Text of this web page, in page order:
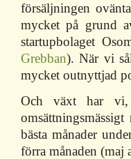
försäljningen
mycket på grund
startupbolaget
Grebban). När vi
mycket outnyttjad
Och växt har
bästa månader
förra månaden (maj